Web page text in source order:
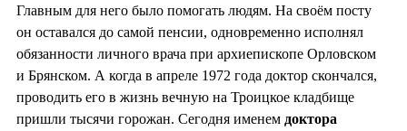
Главным для него было помогать людям. На своём посту
он оставался до самой пенсии, одновременно исполнял
обязанности личного врача при архиепископе Орловском
и Брянском. А когда в апреле 1972 года доктор скончался,
проводить его в жизнь вечную на Троицкое кладбище
пришли тысячи горожан. Сегодня именем доктора